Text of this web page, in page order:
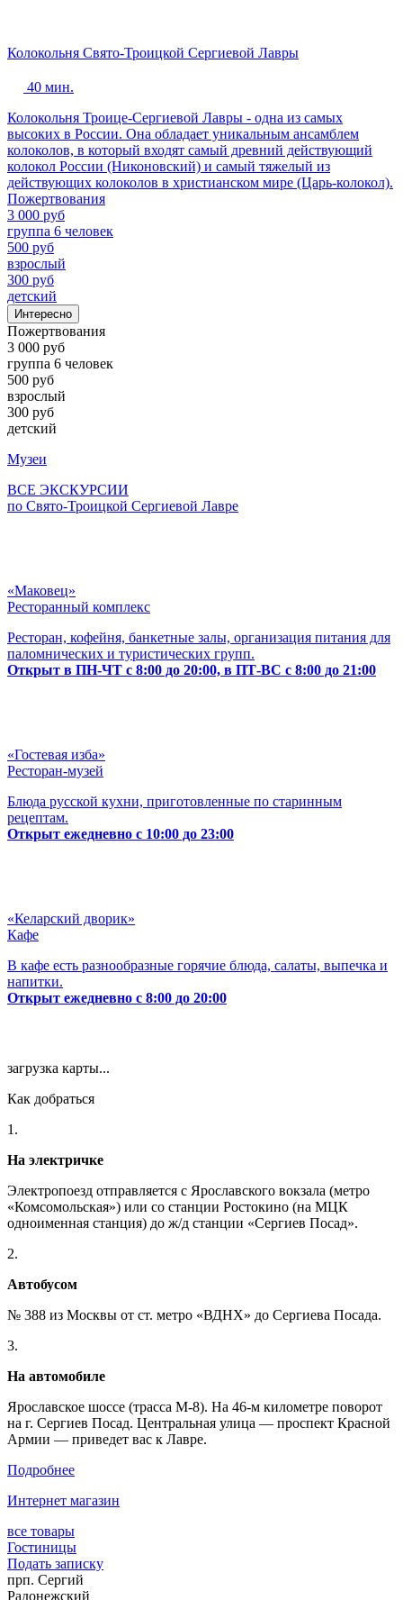
Колокольня Свято-Троицкой Сергиевой Лавры
40 мин.
Колокольня Троице-Сергиевой Лавры - одна из самых
высоких в России. Она обладает уникальным ансамблем
колоколов, в который входят самый древний действующий
колокол России (Никоновский) и самый тяжелый из
действующих колоколов в христианском мире (Царь-колокол).
Пожертвования
3 000 руб
группа 6 человек
500 руб
взрослый
300 руб
детский
Интересно
Пожертвования
3 000 руб
группа 6 человек
500 руб
взрослый
300 руб
детский
Музеи
ВСЕ ЭКСКУРСИИ
по Свято-Троицкой Сергиевой Лавре
«Маковец»
Ресторанный комплекс
Ресторан, кофейня, банкетные залы, организация питания для
паломнических и туристических групп.
Открыт в ПН-ЧТ с 8:00 до 20:00, в ПТ-ВС с 8:00 до 21:00
«Гостевая изба»
Ресторан-музей
Блюда русской кухни, приготовленные по старинным
рецептам.
Открыт ежедневно с 10:00 до 23:00
«Келарский дворик»
Кафе
В кафе есть разнообразные горячие блюда, салаты, выпечка и
напитки.
Открыт ежедневно с 8:00 до 20:00
загрузка карты...
Как добраться
1.
На электричке
Электропоезд отправляется с Ярославского вокзала (метро
«Комсомольская») или со станции Ростокино (на МЦК
одноименная станция) до ж/д станции «Сергиев Посад».
2.
Автобусом
№ 388 из Москвы от ст. метро «ВДНХ» до Сергиева Посада.
3.
На автомобиле
Ярославское шоссе (трасса М-8). На 46-м километре поворот
на г. Сергиев Посад. Центральная улица — проспект Красной
Армии — приведет вас к Лавре.
Подробнее
Интернет магазин
все товары
Гостиницы
Подать записку
прп. Сергий
Радонежский